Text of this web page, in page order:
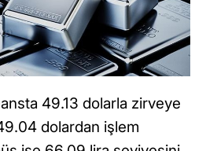
49.13 dolarla zirveye
dolardan işlem